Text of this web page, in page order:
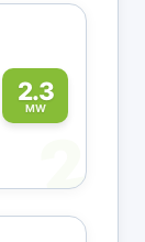
2.3
MW
2